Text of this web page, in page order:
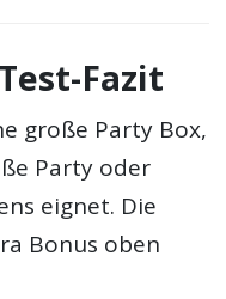
Fazit
große Party Box,
Party oder
eignet. Die
Bonus oben